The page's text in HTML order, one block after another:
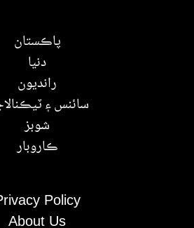
Policy
About Us
پاڪستان
دنيا
رانديون
سائنس ۽
شوبز
ڪاروبار